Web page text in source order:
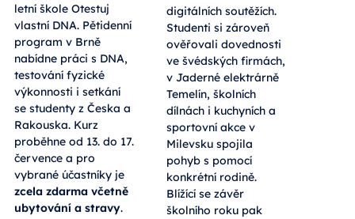
letní škole Otestuj
vlastní DNA. Pětidenní
program v Brně
nabídne práci s DNA,
testování fyzické
výkonnosti i setkání
se studenty z Česka a
Rakouska. Kurz
proběhne od 13. do 17.
července a pro
vybrané účastníky je
zcela zdarma včetně
ubytování a stravy.
digitálních soutěžích.
Studenti si zároveň
ověřovali dovednosti
ve švédských firmách,
v Jaderné elektrárně
Temelín, školních
dílnách i kuchyních a
sportovní akce v
Milevsku spojila
pohyb s pomocí
konkrétní rodině.
Blížící se závěr
školního roku pak